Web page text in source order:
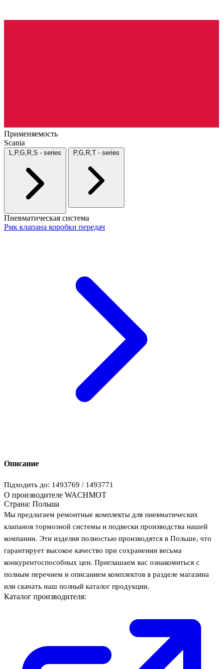
Применяемость
Scania
Пневматическая система
Рмк клапана коробки передач
Описание
Підходить до: 1493769 / 1493771
О производителе WACHMOT
Страна: Польша
Мы предлагаем ремонтные комплекты для пневматических
клапанов тормозной системы и подвески производства нашей
компании. Эти изделия полностью производятся в Польше, что
гарантирует высокое качество при сохранении весьма
конкурентоспособных цен. Приглашаем вас ознакомиться с
полным перечнем и описанием комплектов в разделе магазина
или скачать наш полный каталог продукции.
Каталог производителя: